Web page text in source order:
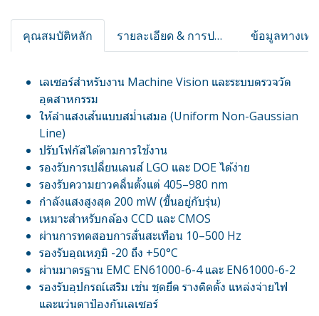
คุณสมบัติหลัก รายละเอียด & การประยุกต์
เลเซอร์สำหรับงาน Machine Vision และระบบตรวจวัด
อุตสาหกรรม
ให้ลำแสงเส้นแบบสม่ำเสมอ (Uniform Non-Gaussian
Line)
ปรับโฟกัสได้ตามการใช้งาน
รองรับการเปลี่ยนเลนส์ LGO และ DOE ได้ง่าย
รองรับความยาวคลื่นตั้งแต่ 405–980 nm
กำลังแสงสูงสุด 200 mW (ขึ้นอยู่กับรุ่น)
เหมาะสำหรับกล้อง CCD และ CMOS
ผ่านการทดสอบการสั่นสะเทือน 10–500 Hz
รองรับอุณหภูมิ -20 ถึง +50°C
ผ่านมาตรฐาน EMC EN61000-6-4 และ EN61000-6-2
รองรับอุปกรณ์เสริม เช่น ชุดยึด รางติดตั้ง แหล่งจ่ายไฟ
และแว่นตาป้องกันเลเซอร์